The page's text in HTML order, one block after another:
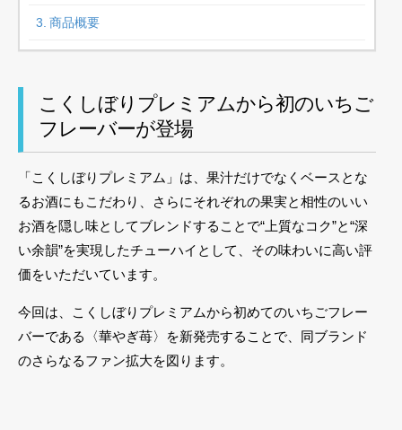
商品概要
こくしぼりプレミアムから初のいちご
フレーバーが登場
「こくしぼりプレミアム」は、果汁だけでなくベースとな
るお酒にもこだわり、さらにそれぞれの果実と相性のいい
お酒を隠し味としてブレンドすることで“上質なコク”と“深
い余韻”を実現したチューハイとして、その味わいに高い評
価をいただいています。
今回は、こくしぼりプレミアムから初めてのいちごフレー
バーである〈華やぎ苺〉を新発売することで、同ブランド
のさらなるファン拡大を図ります。